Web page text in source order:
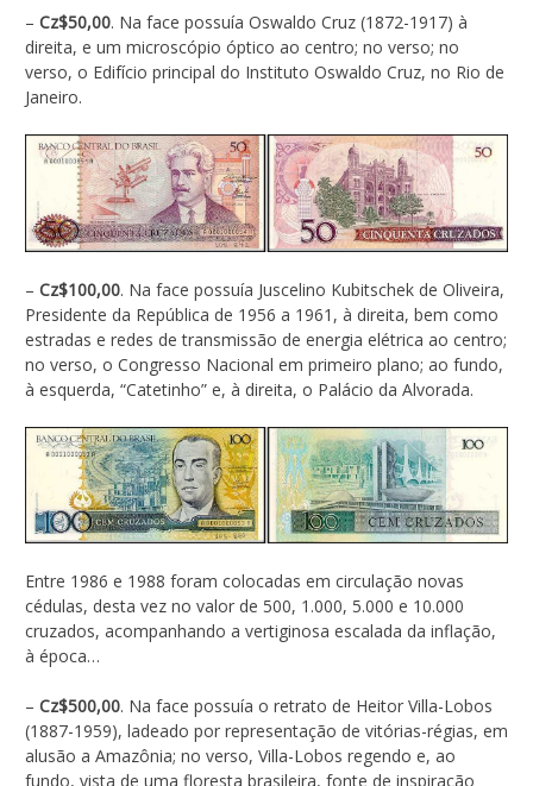
– Cz$50,00. Na face possuía Oswaldo Cruz (1872-1917) à
direita, e um microscópio óptico ao centro; no verso; no
verso, o Edifício principal do Instituto Oswaldo Cruz, no Rio de
Janeiro.
– Cz$100,00. Na face possuía Juscelino Kubitschek de Oliveira,
Presidente da República de 1956 a 1961, à direita, bem como
estradas e redes de transmissão de energia elétrica ao centro;
no verso, o Congresso Nacional em primeiro plano; ao fundo,
à esquerda, “Catetinho” e, à direita, o Palácio da Alvorada.
Entre 1986 e 1988 foram colocadas em circulação novas
cédulas, desta vez no valor de 500, 1.000, 5.000 e 10.000
cruzados, acompanhando a vertiginosa escalada da inflação,
à época…
– Cz$500,00. Na face possuía o retrato de Heitor Villa-Lobos
(1887-1959), ladeado por representação de vitórias-régias, em
alusão a Amazônia; no verso, Villa-Lobos regendo e, ao
fundo, vista de uma floresta brasileira, fonte de inspiração